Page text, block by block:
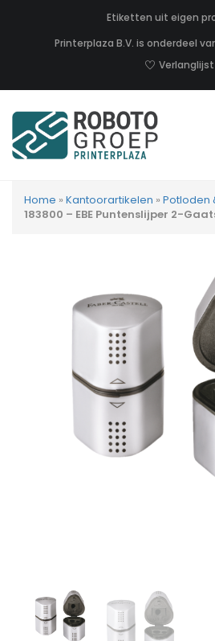
Etiketten uit eigen
Printerplaza B.V. is onderdeel
Verlanglijst
Home » Kantoorartikelen » Potloden
183800 – EBE Puntenslijper 2-